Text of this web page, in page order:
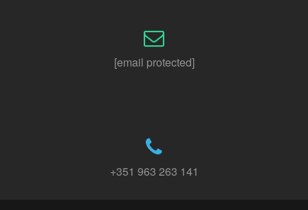
[email protected]
+351 963 263 141